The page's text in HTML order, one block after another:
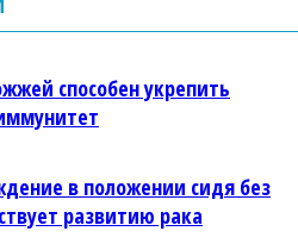
способен укрепить
в положении сидя без
развитию рака